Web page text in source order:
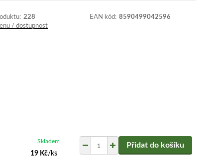
228 EAN kód: 8590499042596
/ dostupnost
19 Kč/ ks
Skladem Přidat do košíku